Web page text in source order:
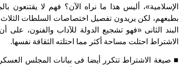
الإسلامية»، أليس هذا ما نراه الآن؟ فهم لا يقتنعون
بطبعهم، لكن يريدون تفصيل اختصاصات السلطات الثلاث
البند الثانى «فهو تشجيع الدولة للآداب والفنون،
الاشتراط احتلت مساحة أكثر مما احتلته الثقافة نفسها.
■ صيغة الاشتراط تتكرر أيضا فى بيانات المجلس